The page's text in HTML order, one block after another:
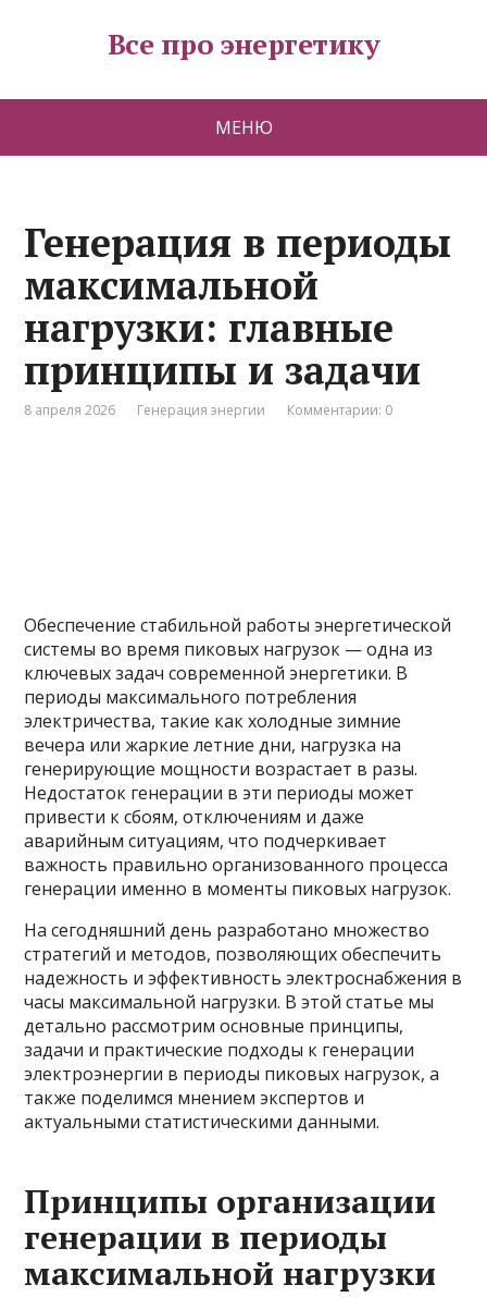
Все про энергетику
МЕНЮ
Генерация в периоды
максимальной
нагрузки: главные
принципы и задачи
8 апреля 2026 Генерация энергии Комментарии: 0
Обеспечение стабильной работы энергетической
системы во время пиковых нагрузок — одна из
ключевых задач современной энергетики. В
периоды максимального потребления
электричества, такие как холодные зимние
вечера или жаркие летние дни, нагрузка на
генерирующие мощности возрастает в разы.
Недостаток генерации в эти периоды может
привести к сбоям, отключениям и даже
аварийным ситуациям, что подчеркивает
важность правильно организованного процесса
генерации именно в моменты пиковых нагрузок.
На сегодняшний день разработано множество
стратегий и методов, позволяющих обеспечить
надежность и эффективность электроснабжения в
часы максимальной нагрузки. В этой статье мы
детально рассмотрим основные принципы,
задачи и практические подходы к генерации
электроэнергии в периоды пиковых нагрузок, а
также поделимся мнением экспертов и
актуальными статистическими данными.
Принципы организации
генерации в периоды
максимальной нагрузки